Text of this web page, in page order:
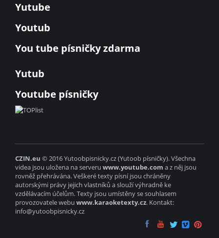
Yutube
Youtub
You tube písničky zdarma
Yutub
Youtube písničky
CZIN.eu © 2016 Yutoobpisnicky.cz (Yutoob písničky). Všechna
videa jsou uložena na serveruwww.youtube.com a z něj jsou
rovněž přehrávána. Veškeré texty písní jsou chráněny
autorskými právy jejich vlastníků a slouží výhradně ke
vzdělávacím účelům. Texty jsou umístěny se souhlasem
provozovatele webuwww.karaoketexty.cz. Kontakt:
info@yutoobpisnicky.cz